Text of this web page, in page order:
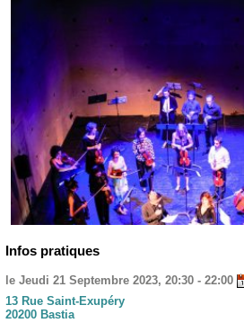
Infos pratiques
le Jeudi 21 Septembre 2023, 20:30 - 22:00
13 Rue Saint-Exupéry
20200 Bastia